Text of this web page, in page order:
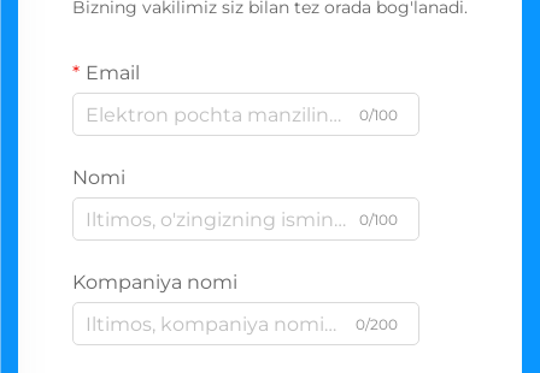
Bizning vakilimiz siz bilan tez orada bog'lanadi.
Email
0/100
Nomi
0/100
Kompaniya nomi
0/200